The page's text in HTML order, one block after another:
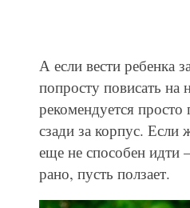
А если вести ребенка
попросту повисать
рекомендуется
сзади за корпус.
еще не способен идти
рано, пусть ползает.